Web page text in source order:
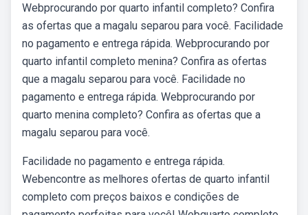
Webprocurando por quarto infantil completo? Confira
as ofertas que a magalu separou para você. Facilidade
no pagamento e entrega rápida. Webprocurando por
quarto infantil completo menina? Confira as ofertas
que a magalu separou para você. Facilidade no
pagamento e entrega rápida. Webprocurando por
quarto menina completo? Confira as ofertas que a
magalu separou para você.
Facilidade no pagamento e entrega rápida.
Webencontre as melhores ofertas de quarto infantil
completo com preços baixos e condições de